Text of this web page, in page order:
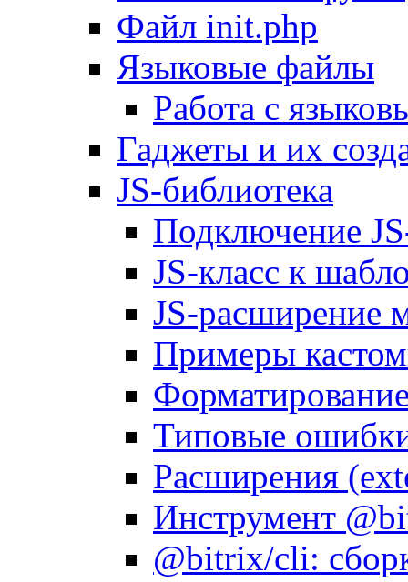
Файл init.php
Языковые файлы
Работа с
Гаджеты и их
JS-библиотека
Подключение
JS-класс к
JS-расширение
Примеры
Типовые
Расширения
Инструмент
@bitrix/cli: